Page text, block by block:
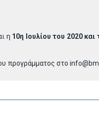
η 10η Ιουλίου του 2020
προγράμματος στο